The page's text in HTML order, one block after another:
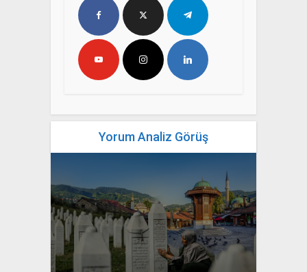
Yorum Analiz Görüş
yazan
Bahri Ak